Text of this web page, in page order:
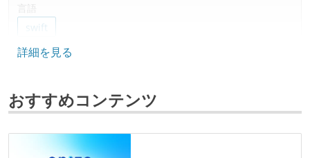
言語
swift
ソースコード管理
プロジェクト管理
wrike
github jira
詳細を見る
おすすめコンテンツ